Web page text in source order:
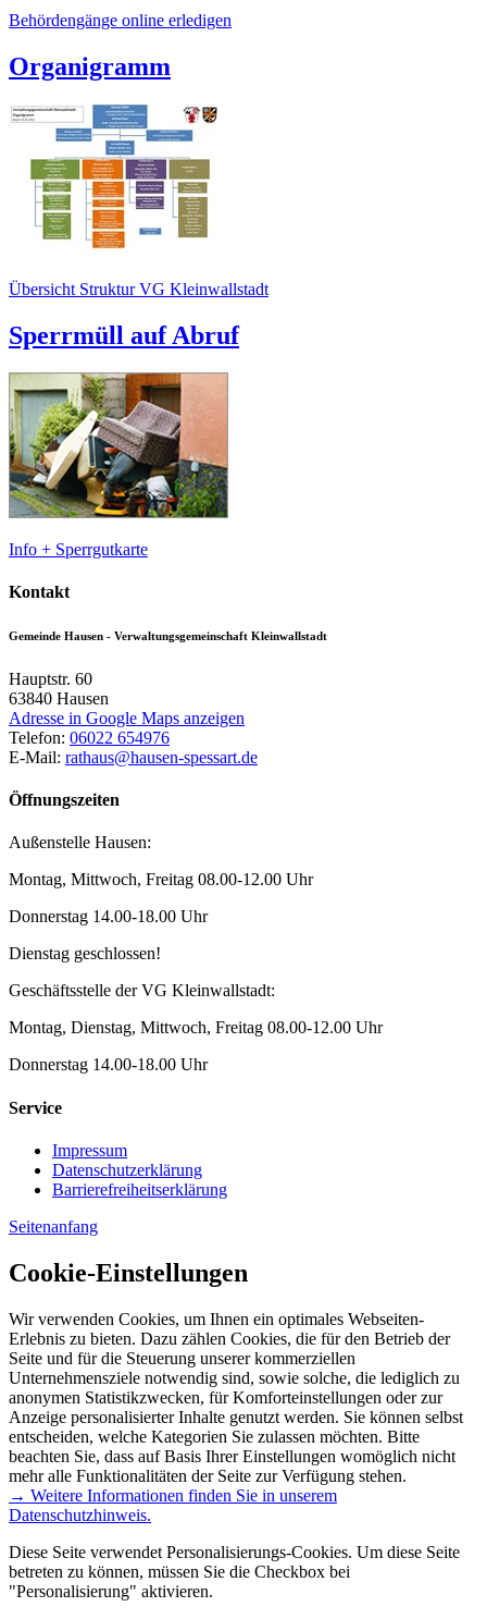
Behördengänge online erledigen
Organigramm
Übersicht Struktur VG Kleinwallstadt
Sperrmüll auf Abruf
Info + Sperrgutkarte
Kontakt
Gemeinde Hausen - Verwaltungsgemeinschaft Kleinwallstadt
Hauptstr. 60
63840 Hausen
Adresse in Google Maps anzeigen
Telefon: 06022 654976
E-Mail: rathaus@hausen-spessart.de
Öffnungszeiten
Außenstelle Hausen:
Montag, Mittwoch, Freitag 08.00-12.00 Uhr
Donnerstag 14.00-18.00 Uhr
Dienstag geschlossen!
Geschäftsstelle der VG Kleinwallstadt:
Montag, Dienstag, Mittwoch, Freitag 08.00-12.00 Uhr
Donnerstag 14.00-18.00 Uhr
Service
Impressum
Datenschutzerklärung
Barrierefreiheitserklärung
Seitenanfang
Cookie-Einstellungen
Wir verwenden Cookies, um Ihnen ein optimales Webseiten-
Erlebnis zu bieten. Dazu zählen Cookies, die für den Betrieb der
Seite und für die Steuerung unserer kommerziellen
Unternehmensziele notwendig sind, sowie solche, die lediglich zu
anonymen Statistikzwecken, für Komforteinstellungen oder zur
Anzeige personalisierter Inhalte genutzt werden. Sie können selbst
entscheiden, welche Kategorien Sie zulassen möchten. Bitte
beachten Sie, dass auf Basis Ihrer Einstellungen womöglich nicht
mehr alle Funktionalitäten der Seite zur Verfügung stehen.
→ Weitere Informationen finden Sie in unserem
Datenschutzhinweis.
Diese Seite verwendet Personalisierungs-Cookies. Um diese Seite
betreten zu können, müssen Sie die Checkbox bei
"Personalisierung" aktivieren.